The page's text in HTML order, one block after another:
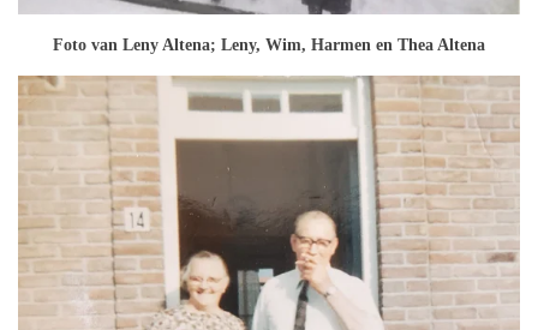
Foto van Leny Altena; Leny, Wim, Harmen en Thea Altena